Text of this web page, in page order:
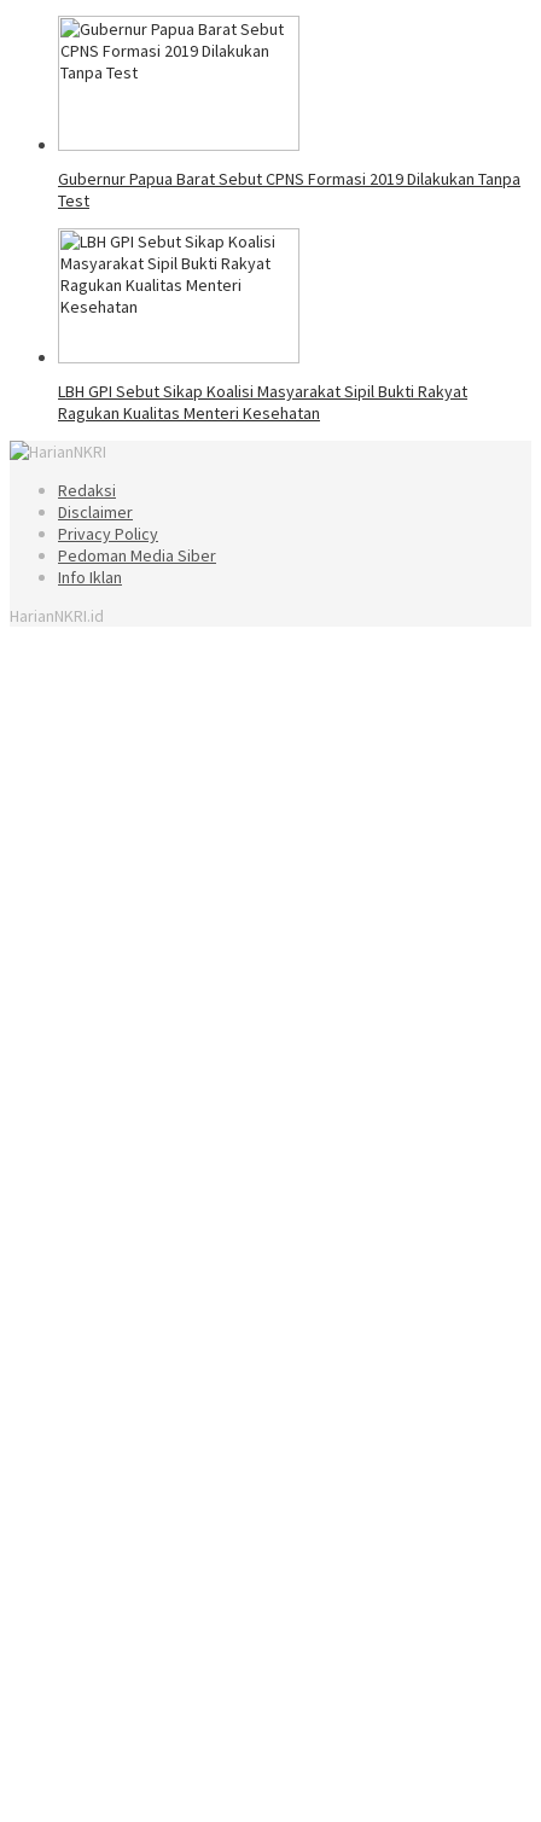
Gubernur Papua Barat Sebut CPNS Formasi 2019 Dilakukan Tanpa
Test
LBH GPI Sebut Sikap Koalisi Masyarakat Sipil Bukti Rakyat
Ragukan Kualitas Menteri Kesehatan
Redaksi
Disclaimer
Privacy Policy
Pedoman Media Siber
Info Iklan
HarianNKRI.id